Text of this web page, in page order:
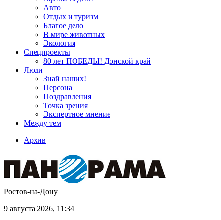
Авто
Отдых и туризм
Благое дело
В мире животных
Экология
Спецпроекты
80 лет ПОБЕДЫ! Донской край
Люди
Знай наших!
Персона
Поздравления
Точка зрения
Экспертное мнение
Между тем
Архив
Ростов-на-Дону
9 августа 2026, 11:34